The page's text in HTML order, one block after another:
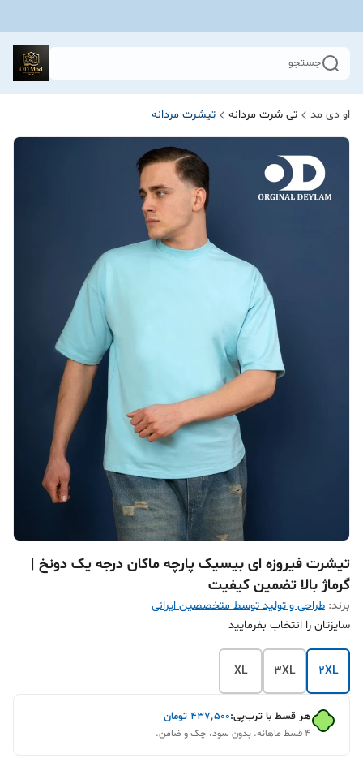
جستجو
او دی مد تی شرت مردانه تیشرت مردانه
تیشرت فیروزه ای بیسیک پارچه ماکان درجه یک دونخ |
گرماژ بالا تضمین کیفیت‌
برند: طراحی و تولید توسط متخصصین ایرانی
سایزتان را انتخاب بفرمایید
2XL
3XL
XL
هر قسط با ترب‌پی:۴۳۷٬۵۰۰ تومان
۴ قسط ماهانه. بدون سود، چک و ضامن.